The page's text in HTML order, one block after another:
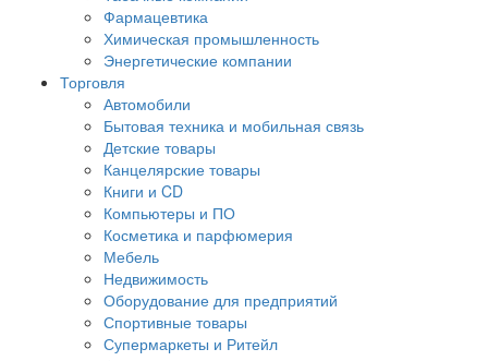
Фармацевтика
Химическая промышленность
Энергетические компании
Торговля
Автомобили
Бытовая техника и мобильная связь
Детские товары
Канцелярские товары
Книги и CD
Компьютеры и ПО
Косметика и парфюмерия
Мебель
Недвижимость
Оборудование для предприятий
Спортивные товары
Супермаркеты и Ритейл